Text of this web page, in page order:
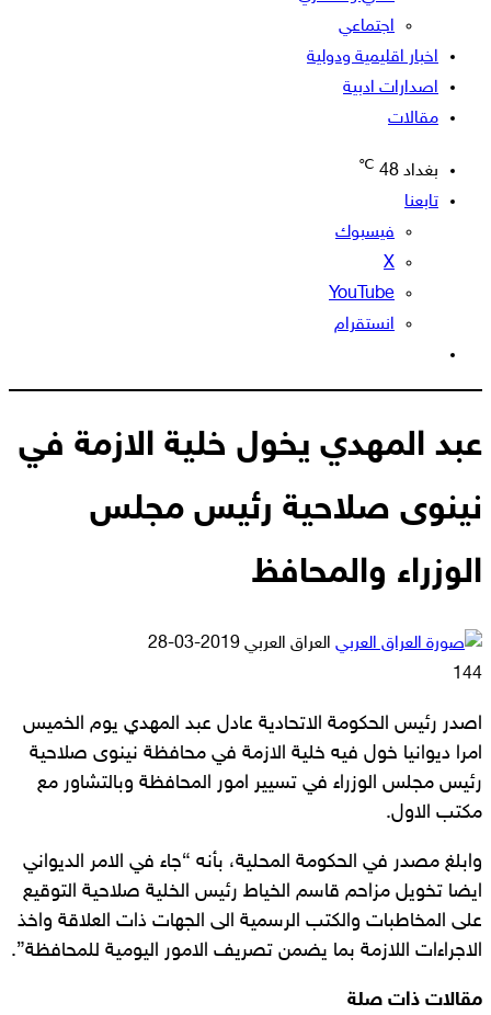
اجتماعي
اخبار اقليمية ودولية
اصدارات ادبية
مقالات
بغداد 48
℃
تابعنا
فيسبوك
‫X
‫YouTube
انستقرام
المظلم
عبد المهدي يخول خلية الازمة في
نينوى صلاحية رئيس مجلس
الوزراء والمحافظ
العراق العربي أرسل
2019-03-28
144
اصدر رئيس الحكومة الاتحادية عادل عبد المهدي يوم الخميس
امرا ديوانيا خول فيه خلية الازمة في محافظة نينوى صلاحية
رئيس مجلس الوزراء في تسيير امور المحافظة وبالتشاور مع
مكتب الاول.
وابلغ مصدر في الحكومة المحلية، بأنه “جاء في الامر الديواني
ايضا تخويل مزاحم قاسم الخياط رئيس الخلية صلاحية التوقيع
على المخاطبات والكتب الرسمية الى الجهات ذات العلاقة واخذ
الاجراءات اللازمة بما يضمن تصريف الامور اليومية للمحافظة”.
مقالات ذات صلة